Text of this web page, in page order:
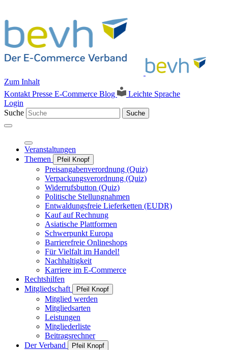
Zum Inhalt
Kontakt Presse E-Commerce Blog
Leichte Sprache
Login
Suche
Suche
Veranstaltungen
Themen
Pfeil Knopf
Preisangabenverordnung (Quiz)
Verpackungsverordnung (Quiz)
Widerrufsbutton (Quiz)
Politische Stellungnahmen
Entwaldungsfreie Lieferketten (EUDR)
Kauf auf Rechnung
Asiatische Plattformen
Schwerpunkt Europa
Barrierefreie Onlineshops
Für Vielfalt im Handel!
Nachhaltigkeit
Karriere im E-Commerce
Rechtshilfen
Mitgliedschaft
Pfeil Knopf
Mitglied werden
Mitgliedsarten
Leistungen
Mitgliederliste
Beitragsrechner
Der Verband
Pfeil Knopf